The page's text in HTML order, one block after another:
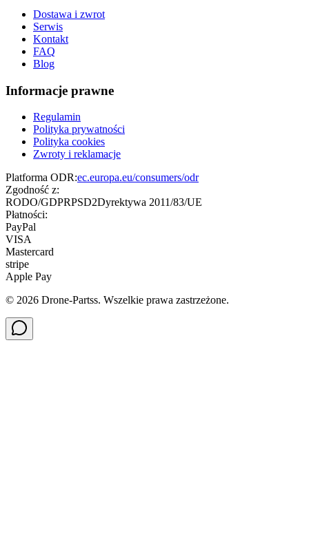
Dostawa i zwrot
Serwis
Kontakt
FAQ
Blog
Informacje prawne
Regulamin
Polityka prywatności
Polityka cookies
Zwroty i reklamacje
Platforma ODR:ec.europa.eu/consumers/odr
Zgodność z:
RODO/GDPRPSD2Dyrektywa 2011/83/UE
Płatności:
PayPal
VISA
Mastercard
stripe
Apple Pay
© 2026 Drone-Partss. Wszelkie prawa zastrzeżone.